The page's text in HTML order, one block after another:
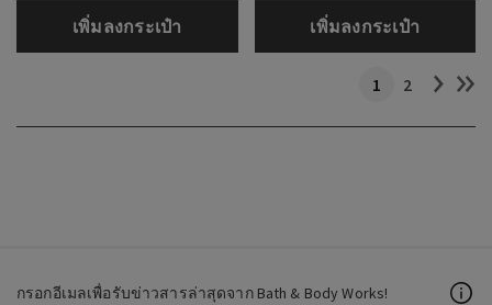
เพิ่มลงกระเป๋า เพิ่มลงกระเป๋า
1 2
กรอกอีเมลเพื่อรับข่าวสารล่าสุดจาก Bath & Body Works!